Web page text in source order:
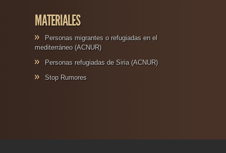
MATERIALES
Personas migrantes o refugiadas en el
mediterráneo (ACNUR)
Personas refugiadas de Siria (ACNUR)
Stop Rumores